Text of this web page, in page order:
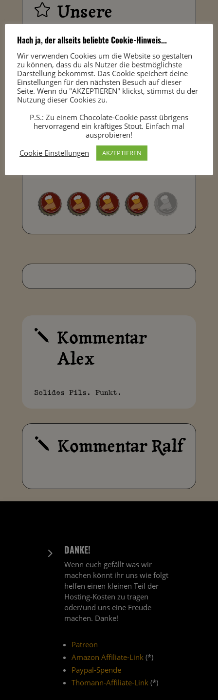
 Unsere
Wertung
Optik 72%
Mundgefühl 70%
Geschmack 72%
j
Kommentar
Alex
Solides Pils. Punkt.
j Kommentar Ralf
5 DANKE!
Wenn euch gefällt was wir
machen könnt ihr uns wie folgt
helfen einen kleinen Teil der
Hosting-Kosten zu tragen
oder/und uns eine Freude
machen. Danke!
Patreon
Amazon Affiliate-Link(*)
Paypal-Spende
Thomann-Affiliate-Link(*)
Hach ja, der allseits beliebte Cookie-Hinweis...
Wir verwenden Cookies um die Website so gestalten
zu können, dass du als Nutzer die bestmöglichste
Darstellung bekommst. Das Cookie speichert deine
Einstellungen für den nächsten Besuch auf dieser
Seite. Wenn du "AKZEPTIEREN" klickst, stimmst du der
Nutzung dieser Cookies zu.
P.S.: Zu einem Chocolate-Cookie passt übrigens
hervorragend ein kräftiges Stout. Einfach mal
ausprobieren!
Cookie Einstellungen
AKZEPTIEREN